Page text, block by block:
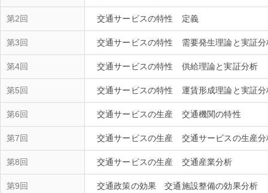
第2回 交通サービスの特性 定義
第3回 交通サービスの特性 需要発生理論と実証分
第4回 交通サービスの特性 供給理論と実証分析
第5回 交通サービスの特性 運賃形成理論と実証分
第6回 交通サービスの生産 交通機関の特性
第7回 交通サービスの生産 交通サービスの生産分
第8回 交通サービスの生産 交通産業分析
第9回 交通政策の効果 交通施設整備の効果分析